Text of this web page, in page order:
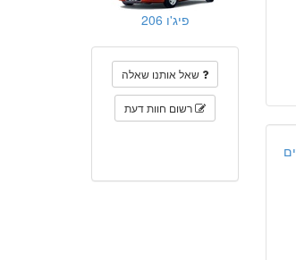
פיג'ו 206
שאל אותנו שאלה
רשום חוות דעת